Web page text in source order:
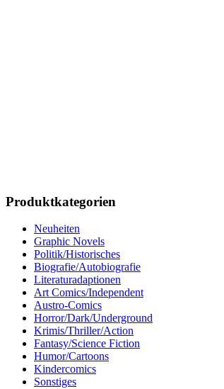
Produktkategorien
Neuheiten
Graphic Novels
Politik/Historisches
Biografie/Autobiografie
Literaturadaptionen
Art Comics/Independent
Austro-Comics
Horror/Dark/Underground
Krimis/Thriller/Action
Fantasy/Science Fiction
Humor/Cartoons
Kindercomics
Sonstiges